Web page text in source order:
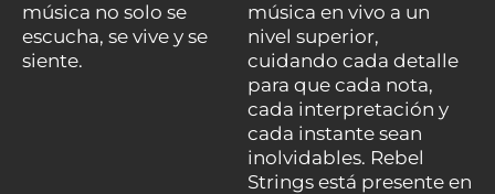
música no solo se
escucha, se vive y se
siente.
música en vivo a un
nivel superior,
cuidando cada detalle
para que cada nota,
cada interpretación y
cada instante sean
inolvidables. Rebel
Strings está presente en